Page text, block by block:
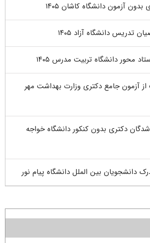
آزمون دانشگاه کاشان ۱۴۰۵
تدریس دانشگاه آزاد ۱۴۰۵
محور دانشگاه تربیت مدرس ۱۴۰۵
از آزمون جامع دکتری وزارت بهداشت مهر
دکتری بدون کنکور دانشگاه خواجه
دانشجویان بین الملل دانشگاه پیام نور